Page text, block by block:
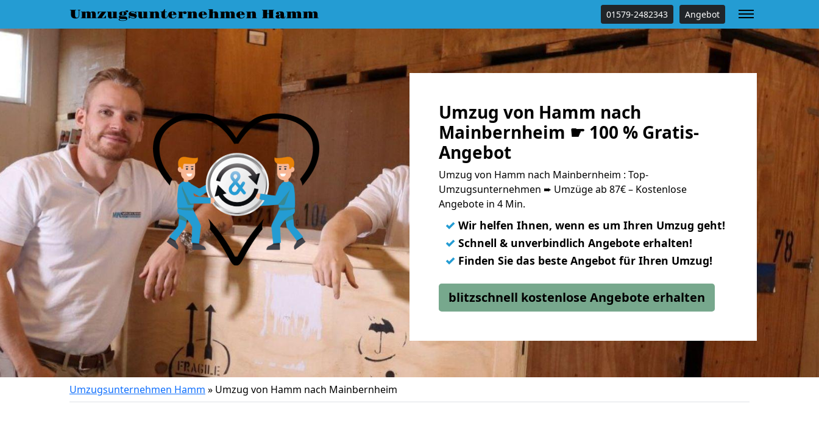
Umzugsunternehmen Hamm 01579-2482343 Angebot
Umzug von Hamm nach
Mainbernheim ☛ 100 % Gratis-
Angebot
Umzug von Hamm nach Mainbernheim : Top-
Umzugsunternehmen ➨ Umzüge ab 87€ – Kostenlose
Angebote in 4 Min.
✓ Wir helfen Ihnen, wenn es um Ihren Umzug geht!
✓ Schnell & unverbindlich Angebote erhalten!
✓ Finden Sie das beste Angebot für Ihren Umzug!
blitzschnell kostenlose Angebote erhalten
Umzugsunternehmen Hamm » Umzug von Hamm nach Mainbernheim